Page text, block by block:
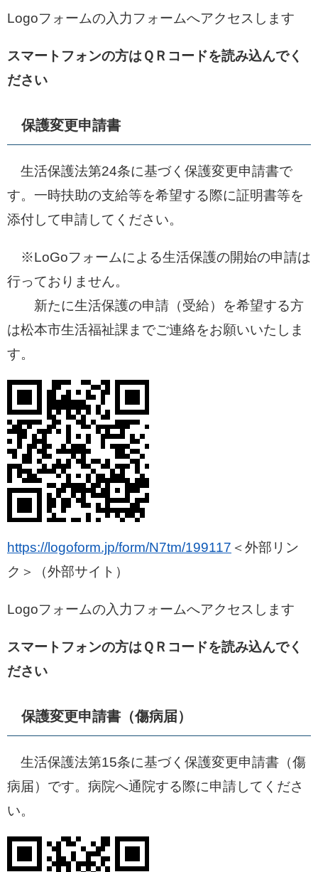
Logoフォームの入力フォームへアクセスします
スマートフォンの方はＱＲコードを読み込んでく
ださい
保護変更申請書
生活保護法第24条に基づく保護変更申請書で
す。一時扶助の支給等を希望する際に証明書等を
添付して申請してください。
※LoGoフォームによる生活保護の開始の申請は
行っておりません。
新たに生活保護の申請（受給）を希望する方
は松本市生活福祉課までご連絡をお願いいたしま
す。
https://logoform.jp/form/N7tm/199117 ＜外部リン
ク＞
（外部サイト）
Logoフォームの入力フォームへアクセスします
スマートフォンの方はＱＲコードを読み込んでく
ださい
​保護変更申請書（傷病届）
生活保護法第15条に基づく保護変更申請書（傷
病届）です。病院へ通院する際に申請してくださ
い。